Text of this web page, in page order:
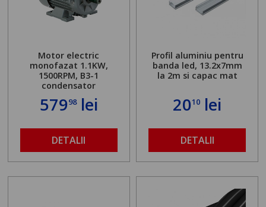
Motor electric
monofazat 1.1KW,
1500RPM, B3-1
condensator
57998lei
DETALII
Profil aluminiu pentru
banda led, 13.2x7mm
la 2m si capac mat
2010 lei
DETALII